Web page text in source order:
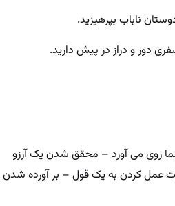
ناباب بپرهیزید.
دور و دراز در پیش دارید.
روی می آورد – محقق شدن یک آرزو
عمل کردن به یک قول – بر آورده شدن